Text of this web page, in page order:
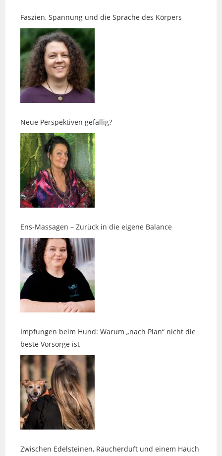
Neue Perspektiven gefällig?
Ens-Massagen – Zurück in die eigene Balance
Impfungen beim Hund: Warum „nach Plan“ nicht die
Zwischen Edelsteinen, Räucherduft und einem Hauch